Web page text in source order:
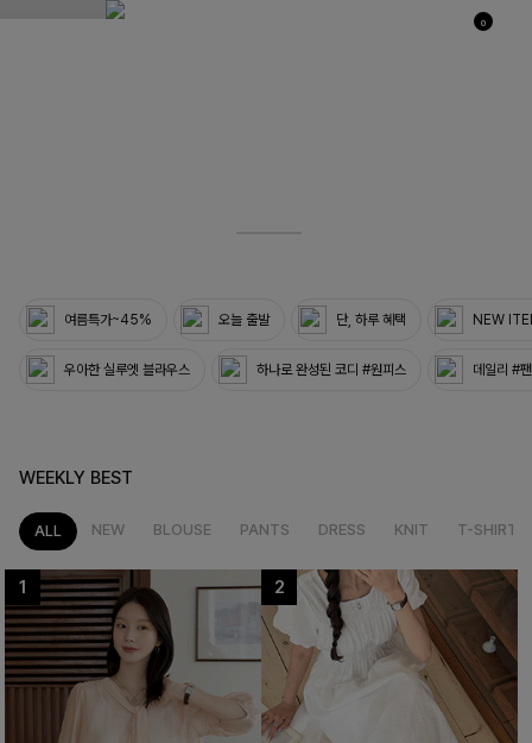
0
여름특가~45% 오늘 출발 단, 하루 혜택 NEW
우아한 실루엣 블라우스 하나로 완성된 코디 #원피스 데일리 #
WEEKLY BEST
ALL NEW BLOUSE PANTS DRESS KNIT T-SHIRT